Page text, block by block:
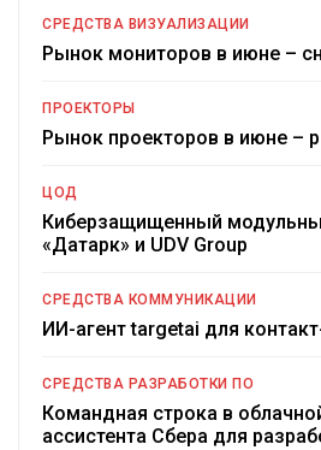
СРЕДСТВА ВИЗУАЛИЗАЦИИ
Рынок мониторов в июне –
ПРОЕКТОРЫ
Рынок проекторов в июне –
ЦОД
Киберзащищенный
«Датарк» и UDV Group
СРЕДСТВА КОММУНИКАЦИИ
ИИ-агент targetai для
СРЕДСТВА РАЗРАБОТКИ ПО
Командная строка в
ассистента Сбера для